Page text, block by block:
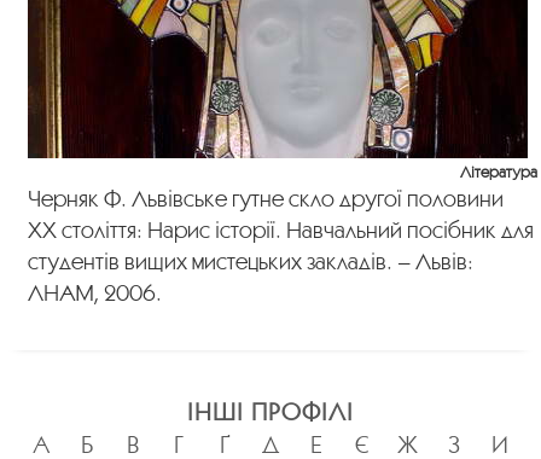
Література
Черняк Ф. Львівське гутне скло другої половини
ХХ століття: Нарис історії. Навчальний посібник для
студентів вищих мистецьких закладів. – Львів:
ЛНАМ, 2006.
ІНШІ ПРОФІЛІ
А
Б В Г Ґ Д Е Є Ж З
И